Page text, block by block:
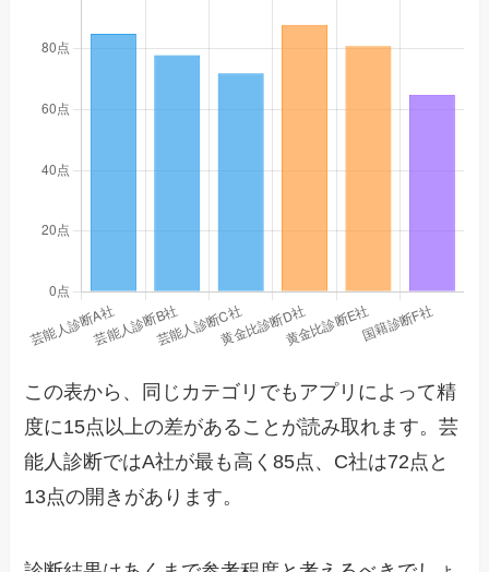
この表から、同じカテゴリでもアプリによって精
度に15点以上の差があることが読み取れます。芸
能人診断ではA社が最も高く85点、C社は72点と
13点の開きがあります。